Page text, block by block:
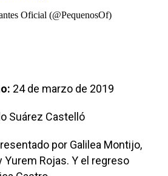
Oficial (@PequenosOf)
24 de marzo de 2019
Suárez Castelló
por Galilea Montijo,
Yurem Rojas. Y el regreso